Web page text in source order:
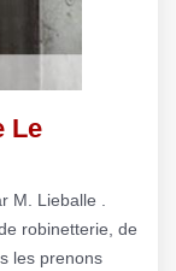
Le
M. Lieballe .
robinetterie, de
les prenons